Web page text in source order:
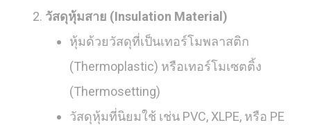
วัสดุหุ้มสาย (Insulation Material)
หุ้มด้วยวัสดุที่เป็นเทอร์โมพลาสติก
(Thermoplastic) หรือเทอร์โมเซตติ้ง
(Thermosetting)
วัสดุหุ้มที่นิยมใช้ เช่น PVC, XLPE, หรือ PE